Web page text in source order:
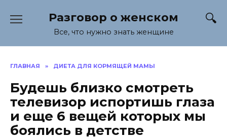
содержанию
Разговор о женском
Все, что нужно знать женщине
ГЛАВНАЯ » ДИЕТА ДЛЯ КОРМЯЩЕЙ МАМЫ
Будешь близко смотреть
телевизор испортишь глаза
и еще 6 вещей которых мы
боялись в детстве